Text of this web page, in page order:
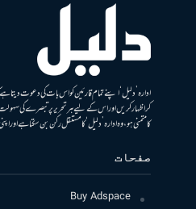
ادارہ ’دلیل‘ اپنے تمام قارئین کو اس بات کی دعوت دیتا
کر اظہار کریں اور اس کے لیے ہر تحریر پر تبصرے کی
کا متمنی ہو، وہ ادارہ ’دلیل‘ کا مستقل رکن بن سکتا ہے
صفحات
Buy Adspace